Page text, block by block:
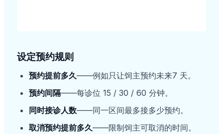
设定预约规则
预约提前多久——例如只让饲主预约未来7 天。
预约间隔——每诊位 15 / 30 / 60 分钟。
同时接诊人数——同一区间最多接多少预约。
取消预约提前多久——限制饲主可取消的时间。